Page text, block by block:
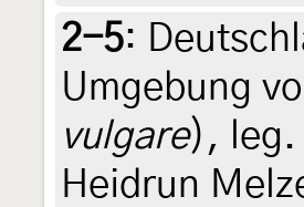
2-5:
Umgebung
vulgare), leg.
Heidrun